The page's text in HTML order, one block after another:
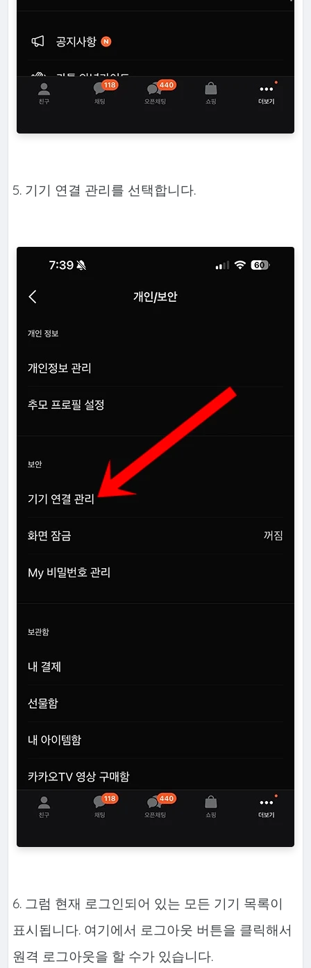
5. 기기 연결 관리를 선택합니다.
6. 그럼 현재 로그인되어 있는 모든 기기 목록이
표시됩니다. 여기에서 로그아웃 버튼을 클릭해서
원격 로그아웃을 할 수가 있습니다.